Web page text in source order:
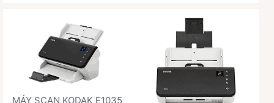
MÁY SCAN KODAK E1035